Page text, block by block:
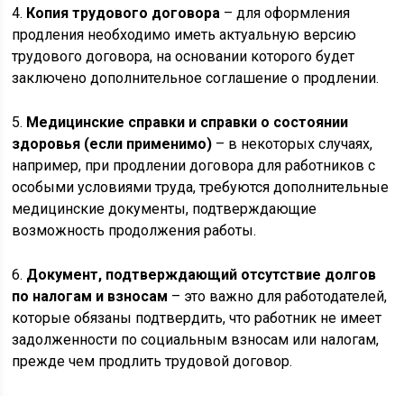
4. Копия трудового договора – для оформления
продления необходимо иметь актуальную версию
трудового договора, на основании которого будет
заключено дополнительное соглашение о продлении.
5. Медицинские справки и справки о состоянии
здоровья (если применимо) – в некоторых случаях,
например, при продлении договора для работников с
особыми условиями труда, требуются дополнительные
медицинские документы, подтверждающие
возможность продолжения работы.
6. Документ, подтверждающий отсутствие долгов
по налогам и взносам – это важно для работодателей,
которые обязаны подтвердить, что работник не имеет
задолженности по социальным взносам или налогам,
прежде чем продлить трудовой договор.